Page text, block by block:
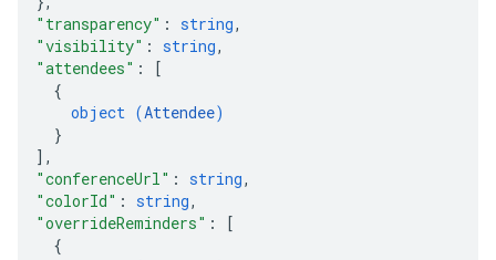
"transparency" : string,
"visibility" : string,
"attendees" :
[
{
object (Attendee)
}
] ,
"conferenceUrl" : string,
"colorId" : string,
"overrideReminders" :
[
{